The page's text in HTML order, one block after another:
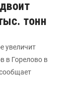
тонн
увеличит
в Горелово в